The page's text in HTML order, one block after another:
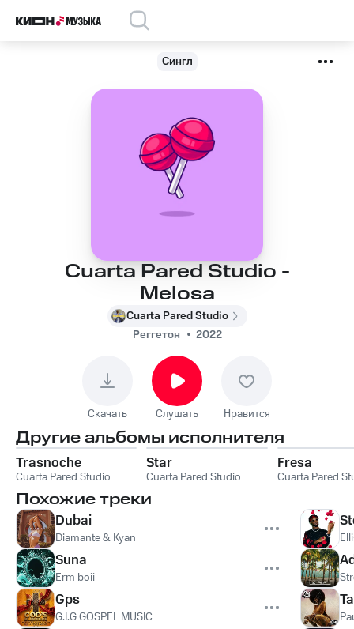
Сингл
Cuarta Pared Studio -
Melosa
Cuarta Pared Studio
Реггетон
2022
Скачать Слушать Нравится
Другие альбомы исполнителя
Trasnoche
Cuarta Pared Studio
Star
Cuarta Pared Studio
Fresa
Cuarta Pared
Похожие треки
Dubai
Diamante & Kyan
Suna
Erm boii
Gps
G.I.G GOSPEL MUSIC